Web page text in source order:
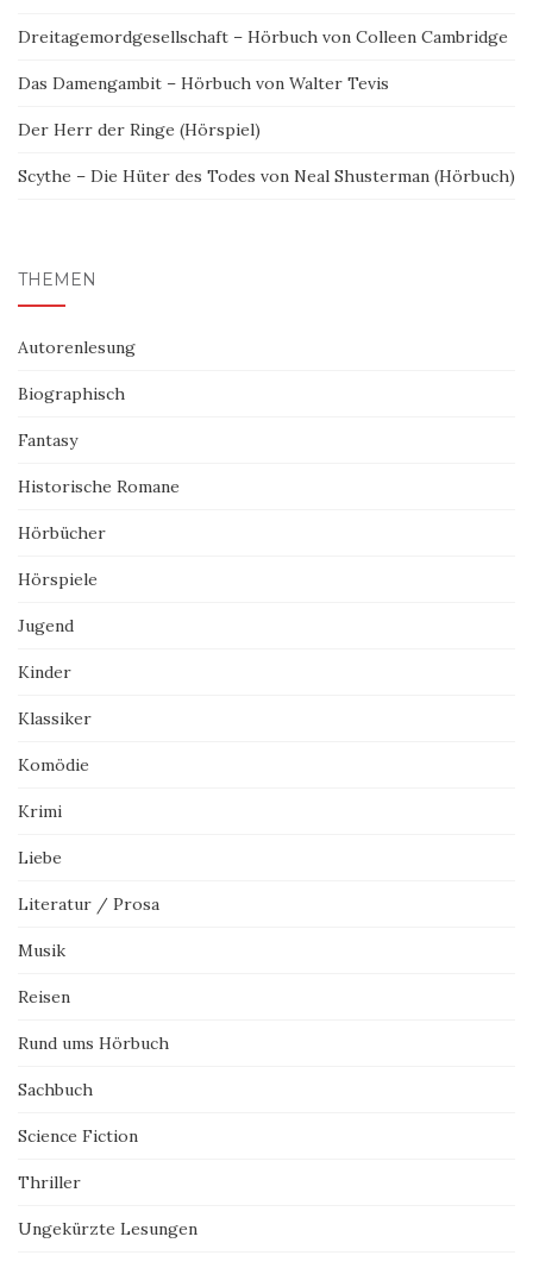
Dreitagemordgesellschaft – Hörbuch von Colleen Cambridge
Das Damengambit – Hörbuch von Walter Tevis
Der Herr der Ringe (Hörspiel)
Scythe – Die Hüter des Todes von Neal Shusterman (Hörbuch)
THEMEN
Autorenlesung
Biographisch
Fantasy
Historische Romane
Hörbücher
Hörspiele
Jugend
Kinder
Klassiker
Komödie
Krimi
Liebe
Literatur / Prosa
Musik
Reisen
Rund ums Hörbuch
Sachbuch
Science Fiction
Thriller
Ungekürzte Lesungen